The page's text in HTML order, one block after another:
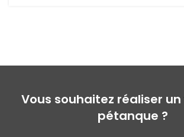
Vous souhaitez réaliser
pétanque ?